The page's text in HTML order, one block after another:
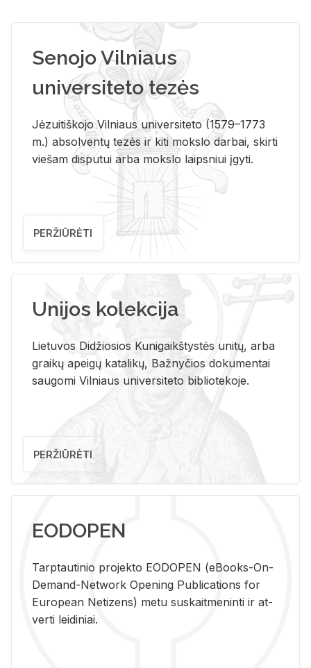
Senojo Vilniaus
universiteto tezės
Jėzuitiškojo Vilniaus universiteto (1579–1773
m.) absolventų tezės ir kiti mokslo darbai, skirti
viešam disputui arba mokslo laipsniui įgyti.
PERŽIŪRĖTI
Unijos kolekcija
Lietuvos Didžiosios Kunigaikštystės unitų, arba
graikų apeigų katalikų, Bažnyčios dokumentai
saugomi Vilniaus universiteto bibliotekoje.
PERŽIŪRĖTI
EODOPEN
Tarp­tau­ti­nio pro­jek­to EO­DO­PEN (eBo­oks-On-
De­mand-Ne­twork Ope­ning Pub­li­ca­tions for
Eu­ro­pe­an Ne­ti­zens) metu su­skait­me­nin­ti ir at­
ver­ti lei­di­niai.